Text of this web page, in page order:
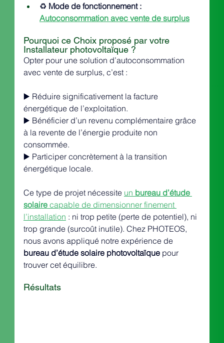
♻️ Mode de fonctionnement :
Autoconsommation avec vente de surplus
Pourquoi ce Choix proposé par votre
Installateur photovoltaïque ?
Opter pour une solution d’autoconsommation
avec vente de surplus, c’est :
▶️ Réduire significativement la facture
énergétique de l’exploitation.
▶️ Bénéficier d’un revenu complémentaire grâce
à la revente de l’énergie produite non
consommée.
▶️ Participer concrètement à la transition
énergétique locale.
Ce type de projet nécessite un bureau d’étude
solaire capable de dimensionner finement
l’installation : ni trop petite (perte de potentiel), ni
trop grande (surcoût inutile). Chez PHOTEOS,
nous avons appliqué notre expérience de
bureau d’étude solaire photovoltaïque pour
trouver cet équilibre.
Résultats